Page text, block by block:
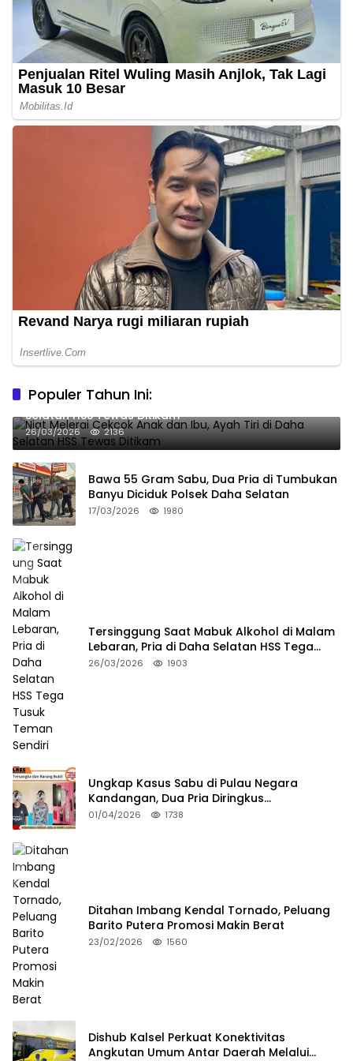
Populer Tahun Ini:
Niat Melerai Cekcok Anak dan Ibu, Ayah Tiri di Daha
Selatan HSS Tewas Ditikam
26/03/2026 2136
Bawa 55 Gram Sabu, Dua Pria di Tumbukan
Banyu Diciduk Polsek Daha Selatan
17/03/2026 1980
Tersinggung Saat Mabuk Alkohol di Malam
Lebaran, Pria di Daha Selatan HSS Tega
Tusuk Teman Sendiri
26/03/2026 1903
Ungkap Kasus Sabu di Pulau Negara
Kandangan, Dua Pria Diringkus
Satresnarkoba HSS
01/04/2026 1738
Ditahan Imbang Kendal Tornado, Peluang
Barito Putera Promosi Makin Berat
23/02/2026 1560
Dishub Kalsel Perkuat Konektivitas
Angkutan Umum Antar Daerah Melalui